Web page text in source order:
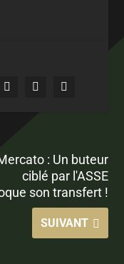
: Un buteur
ciblé par l'ASSE
son transfert !
SUIVANT